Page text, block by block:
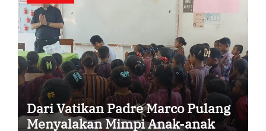
Dari Vatikan Padre Marco Pulang
Menyalakan Mimpi Anak-anak